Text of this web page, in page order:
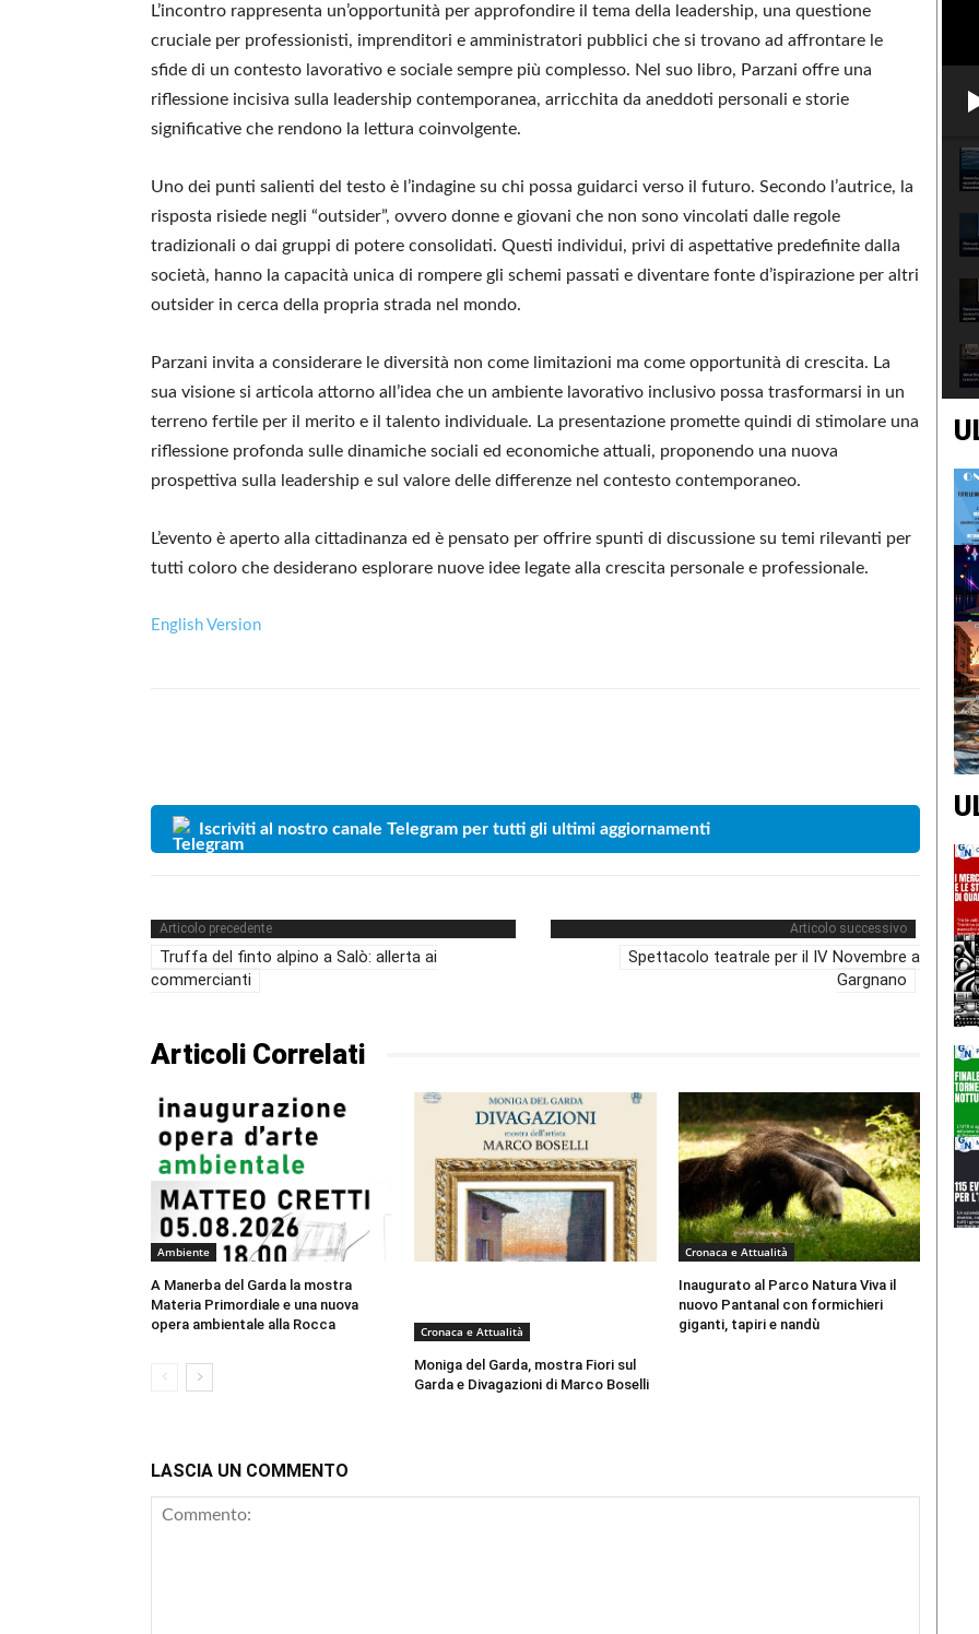
L’incontro rappresenta un’opportunità per approfondire il tema della leadership, una questione
cruciale per professionisti, imprenditori e amministratori pubblici che si trovano ad affrontare le
sfide di un contesto lavorativo e sociale sempre più complesso. Nel suo libro, Parzani offre una
riflessione incisiva sulla leadership contemporanea, arricchita da aneddoti personali e storie
significative che rendono la lettura coinvolgente.
Uno dei punti salienti del testo è l’indagine su chi possa guidarci verso il futuro. Secondo l’autrice, la
risposta risiede negli “outsider”, ovvero donne e giovani che non sono vincolati dalle regole
tradizionali o dai gruppi di potere consolidati. Questi individui, privi di aspettative predefinite dalla
società, hanno la capacità unica di rompere gli schemi passati e diventare fonte d’ispirazione per altri
outsider in cerca della propria strada nel mondo.
Parzani invita a considerare le diversità non come limitazioni ma come opportunità di crescita. La
sua visione si articola attorno all’idea che un ambiente lavorativo inclusivo possa trasformarsi in un
terreno fertile per il merito e il talento individuale. La presentazione promette quindi di stimolare una
riflessione profonda sulle dinamiche sociali ed economiche attuali, proponendo una nuova
prospettiva sulla leadership e sul valore delle differenze nel contesto contemporaneo.
L’evento è aperto alla cittadinanza ed è pensato per offrire spunti di discussione su temi rilevanti per
tutti coloro che desiderano esplorare nuove idee legate alla crescita personale e professionale.
English Version
Iscriviti al nostro canale Telegram per tutti gli ultimi aggiornamenti
Articolo precedente
Truffa del finto alpino a Salò: allerta ai
commercianti
Articolo successivo
Spettacolo teatrale per il IV Novembre a
Gargnano
Articoli Correlati
Ambiente
A Manerba del Garda la mostra
Materia Primordiale e una nuova
opera ambientale alla Rocca
Cronaca e Attualità
Moniga del Garda, mostra Fiori sul
Garda e Divagazioni di Marco Boselli
Cronaca e Attualità
Inaugurato al Parco Natura Viva il
nuovo Pantanal con formichieri
giganti, tapiri e nandù
LASCIA UN COMMENTO